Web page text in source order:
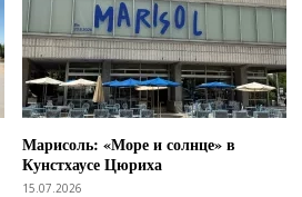
Марисоль: «Море и солнце» в
Кунстхаусе Цюриха
15.07.2026